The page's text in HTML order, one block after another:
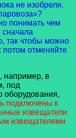
не изобрели.
понимать чем
сначала
так чтобы можно
потом отменяйте
в
под
оборудования,
подключены к
извещатели
извещателями